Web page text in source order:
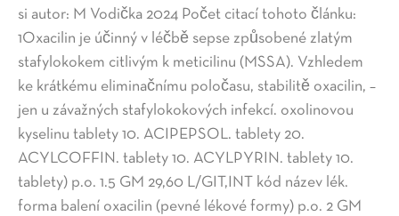
si autor: M Vodička 2024 Počet citací tohoto článku:
1Oxacilin je účinný v léčbě sepse způsobené zlatým
stafylokokem citlivým k meticilinu (MSSA). Vzhledem
ke krátkému eliminačnímu poločasu, stabilitě oxacilin, –
jen u závažných stafylokokových infekcí. oxolinovou
kyselinu tablety 10. ACIPEPSOL. tablety 20.
ACYLCOFFIN. tablety 10. ACYLPYRIN. tablety 10.
tablety) p.o. 1.5 GM 29,60 L/GIT,INT kód název lék.
forma balení oxacilin (pevné lékové formy) p.o. 2 GM